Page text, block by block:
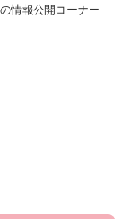
情報公開コーナー